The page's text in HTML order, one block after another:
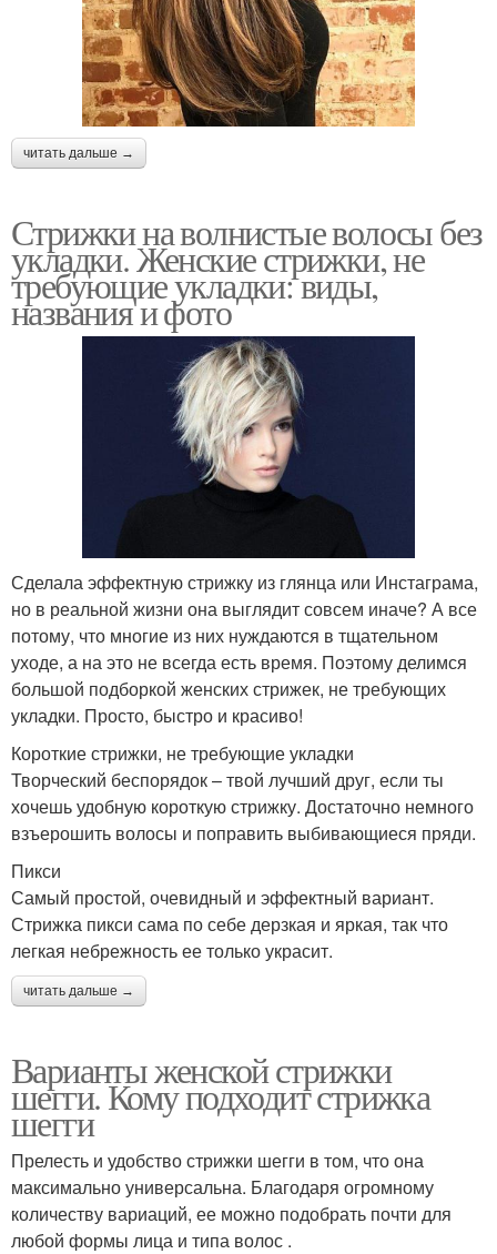
читать дальше →
Стрижки на волнистые волосы без
укладки. Женские стрижки, не
требующие укладки: виды,
названия и фото
Сделала эффектную стрижку из глянца или Инстаграма,
но в реальной жизни она выглядит совсем иначе? А все
потому, что многие из них нуждаются в тщательном
уходе, а на это не всегда есть время. Поэтому делимся
большой подборкой женских стрижек, не требующих
укладки. Просто, быстро и красиво!
Короткие стрижки, не требующие укладки
Творческий беспорядок – твой лучший друг, если ты
хочешь удобную короткую стрижку. Достаточно немного
взъерошить волосы и поправить выбивающиеся пряди.
Пикси
Самый простой, очевидный и эффектный вариант.
Стрижка пикси сама по себе дерзкая и яркая, так что
легкая небрежность ее только украсит.
читать дальше →
Варианты женской стрижки
шегги. Кому подходит стрижка
шегги
Прелесть и удобство стрижки шегги в том, что она
максимально универсальна. Благодаря огромному
количеству вариаций, ее можно подобрать почти для
любой формы лица и типа волос .